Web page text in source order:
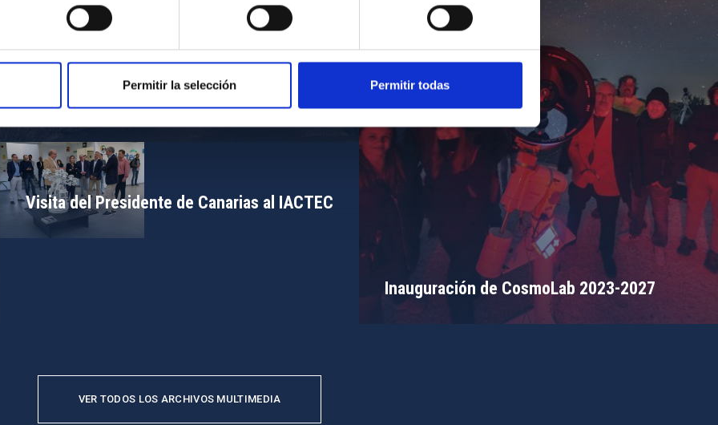
Permitir la selección Permitir todas
Campamento de Astronomía del MIT 2024
Inauguración de CosmoLab 2023-2027
Visita del Presidente de Canarias al IACTEC
VER TODOS LOS ARCHIVOS MULTIMEDIA